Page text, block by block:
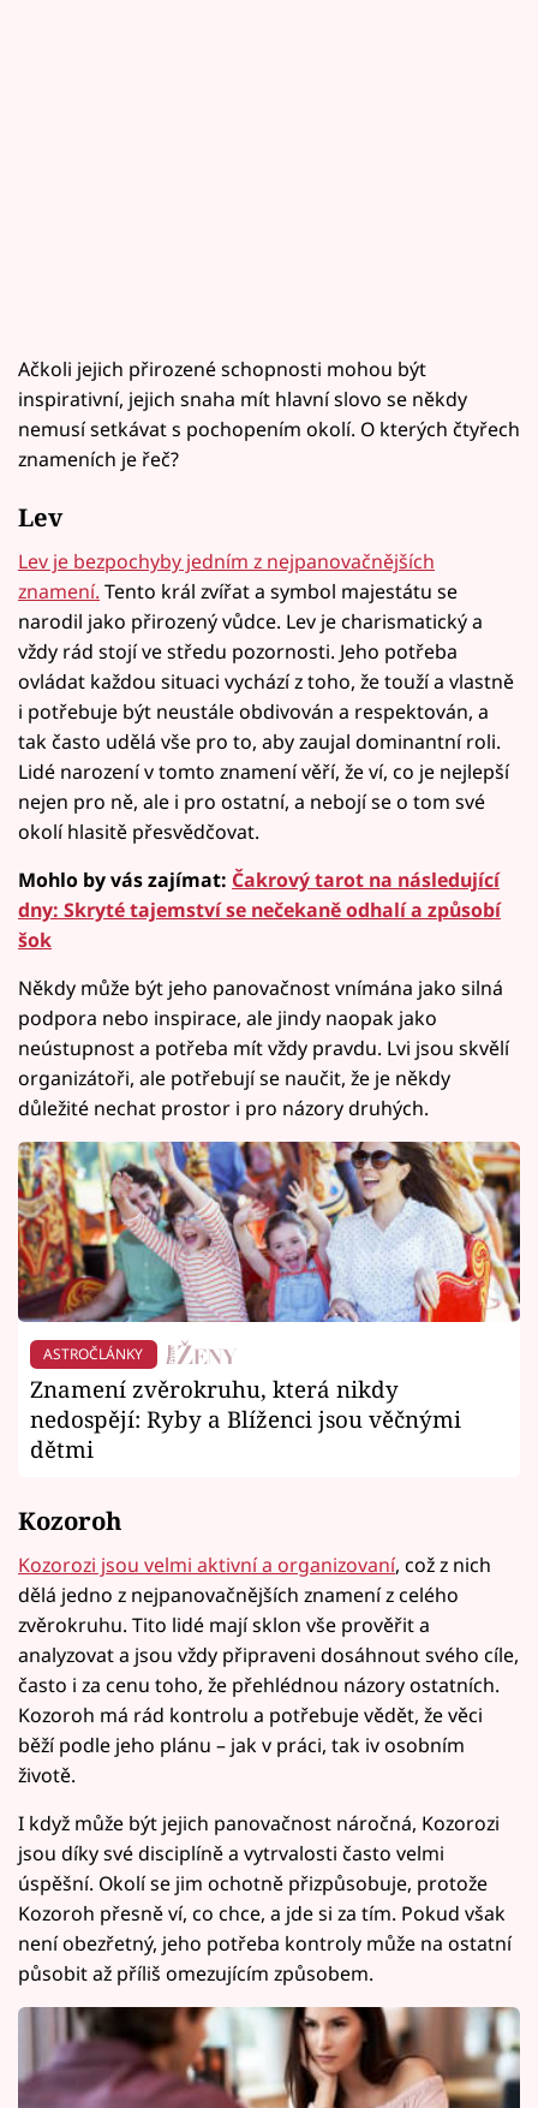
Ačkoli jejich přirozené schopnosti mohou být
inspirativní, jejich snaha mít hlavní slovo se někdy
nemusí setkávat s pochopením okolí. O kterých čtyřech
znameních je řeč?
Lev
Lev je bezpochyby jedním z nejpanovačnějších
znamení. Tento král zvířat a symbol majestátu se
narodil jako přirozený vůdce. Lev je charismatický a
vždy rád stojí ve středu pozornosti. Jeho potřeba
ovládat každou situaci vychází z toho, že touží a vlastně
i potřebuje být neustále obdivován a respektován, a
tak často udělá vše pro to, aby zaujal dominantní roli.
Lidé narození v tomto znamení věří, že ví, co je nejlepší
nejen pro ně, ale i pro ostatní, a nebojí se o tom své
okolí hlasitě přesvědčovat.
Mohlo by vás zajímat: Čakrový tarot na následující
dny: Skryté tajemství se nečekaně odhalí a způsobí
šok
Někdy může být jeho panovačnost vnímána jako silná
podpora nebo inspirace, ale jindy naopak jako
neústupnost a potřeba mít vždy pravdu. Lvi jsou skvělí
organizátoři, ale potřebují se naučit, že je někdy
důležité nechat prostor i pro názory druhých.
ASTROČLÁNKY
Znamení zvěrokruhu, která nikdy
nedospějí: Ryby a Blíženci jsou věčnými
dětmi
Kozoroh
Kozorozi jsou velmi aktivní a organizovaní, což z nich
dělá jedno z nejpanovačnějších znamení z celého
zvěrokruhu. Tito lidé mají sklon vše prověřit a
analyzovat a jsou vždy připraveni dosáhnout svého cíle,
často i za cenu toho, že přehlédnou názory ostatních.
Kozoroh má rád kontrolu a potřebuje vědět, že věci
běží podle jeho plánu – jak v práci, tak iv osobním
životě.
I když může být jejich panovačnost náročná, Kozorozi
jsou díky své disciplíně a vytrvalosti často velmi
úspěšní. Okolí se jim ochotně přizpůsobuje, protože
Kozoroh přesně ví, co chce, a jde si za tím. Pokud však
není obezřetný, jeho potřeba kontroly může na ostatní
působit až příliš omezujícím způsobem.